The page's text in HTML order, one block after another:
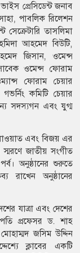
প্রেসিডেন্ট জনাব
পাবলিক রিলেশন
সেক্রেটারি তাসলিমা
আহমেদ বিউটি,
জিসান, ওমেন্স
ওমেন্স ফোরাম
ফোরাম চেয়ার
কমিটি চেয়ার
সদস্যগন এবং যুগ্ম
এবং বিজয় এর
স্মরণে জাতীয় সংগীত
অনুষ্ঠানের শুরুতে
রাখেন অনুষ্ঠানের
যাত্রা এবং দেশের
প্রফেসর ড. শাহ
জসিম উদ্দিন
ক্লাবের একটি